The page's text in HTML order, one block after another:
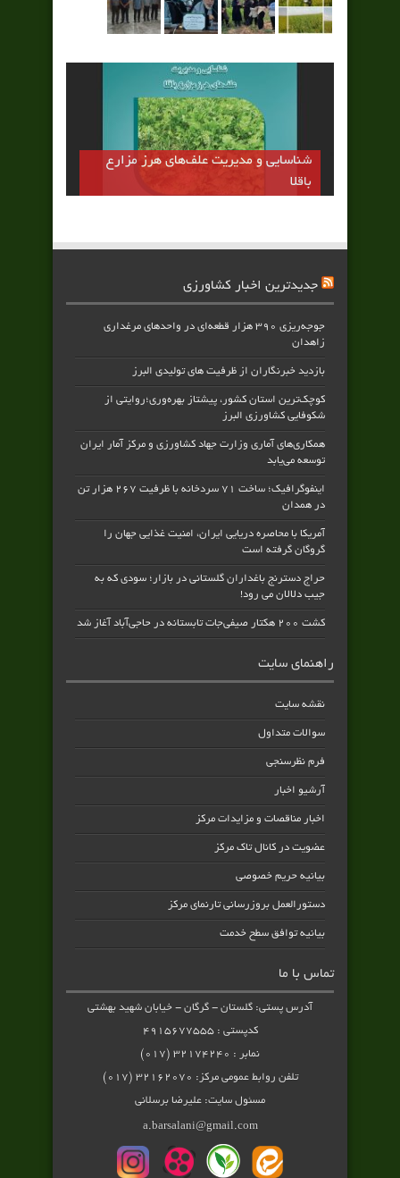
شناسایی و مدیریت علف‌های هرز مزارع
باقلا
جدیدترین اخبار کشاورزی
جوجه‌ریزی ۳۹۰ هزار قطعه‌ای در واحدهای مرغداری
زاهدان
بازدید خبرنگاران از ظرفیت های تولیدی البرز
کوچک‌ترین استان کشور، پیشتاز بهره‌وری؛روایتی از
شکوفایی کشاورزی البرز
همکاری‌های آماری وزارت جهاد کشاورزی و مرکز آمار ایران
توسعه می‌یابد
اینفوگرافیک؛ ساخت ۷۱ سردخانه با ظرفیت ۲۶۷ هزار تن
در همدان
آمریکا با محاصره دریایی ایران، امنیت غذایی جهان را
گروگان گرفته است
حراج دسترنج باغداران گلستانی در بازار؛ سودی که به
جیب دلالان می رود!
کشت ۲۰۰ هکتار صیفی‌جات تابستانه در حاجی‌آباد آغاز شد
راهنمای سایت
نقشه سایت
سوالات متداول
فرم نظرسنجی
آرشیو اخبار
اخبار مناقصات و مزایدات مرکز
عضویت در کانال تاک مرکز
بیانیه حریم خصوصی
دستورالعمل بروزرسانی تارنمای مرکز
بیانیه توافق سطح خدمت
تماس با ما
آدرس پستی: گلستان - گرگان - خیابان شهید بهشتی
کدپستی : ۴۹۱۵۶۷۷۵۵۵
نمابر : ۳۲۱۷۴۲۴۰ (۰۱۷)
تلفن روابط عمومی مرکز: ۳۲۱۶۲۰۷۰ (۰۱۷)
مسئول سایت: علیرضا برسلانی
a.barsalani@gmail.com